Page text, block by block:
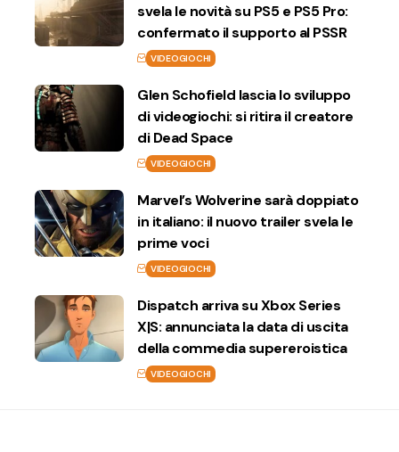
svela le novità su PS5 e PS5 Pro:
confermato il supporto al PSSR
VIDEOGIOCHI
Glen Schofield lascia lo sviluppo
di videogiochi: si ritira il creatore
di Dead Space
VIDEOGIOCHI
Marvel’s Wolverine sarà doppiato
in italiano: il nuovo trailer svela le
prime voci
VIDEOGIOCHI
Dispatch arriva su Xbox Series
X|S: annunciata la data di uscita
della commedia supereroistica
VIDEOGIOCHI